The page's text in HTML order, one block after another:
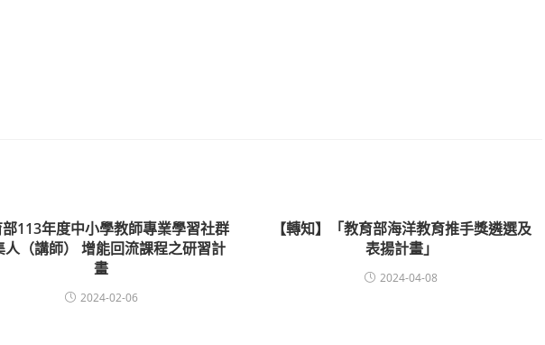
113年度中小學教師專業學習社群
人（講師） 增能回流課程之研習計
畫
2024-02-06
【轉知】「教育部海洋教育推手獎遴選及
表揚計畫」
2024-04-08